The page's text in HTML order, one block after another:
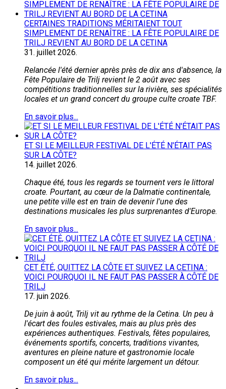
CERTAINES TRADITIONS MÉRITAIENT TOUT
SIMPLEMENT DE RENAÎTRE : LA FÊTE POPULAIRE DE
TRILJ REVIENT AU BORD DE LA CETINA
31. juillet 2026.
Relancée l'été dernier après près de dix ans d'absence, la
Fête Populaire de Trilj revient le 2 août avec ses
compétitions traditionnelles sur la rivière, ses spécialités
locales et un grand concert du groupe culte croate TBF.
En savoir plus...
ET SI LE MEILLEUR FESTIVAL DE L'ÉTÉ N'ÉTAIT PAS
SUR LA CÔTE?
14. juillet 2026.
Chaque été, tous les regards se tournent vers le littoral
croate. Pourtant, au cœur de la Dalmatie continentale,
une petite ville est en train de devenir l'une des
destinations musicales les plus surprenantes d'Europe.
En savoir plus...
CET ÉTÉ, QUITTEZ LA CÔTE ET SUIVEZ LA CETINA :
VOICI POURQUOI IL NE FAUT PAS PASSER À CÔTÉ DE
TRILJ
17. juin 2026.
De juin à août, Trilj vit au rythme de la Cetina. Un peu à
l'écart des foules estivales, mais au plus près des
expériences authentiques. Festivals, fêtes populaires,
événements sportifs, concerts, traditions vivantes,
aventures en pleine nature et gastronomie locale
composent un été qui mérite largement un détour.
En savoir plus...